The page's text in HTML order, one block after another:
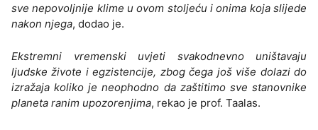
sve nepovoljnije klime u ovom stoljeću i onima koja slijede
nakon njega, dodao je.
Ekstremni vremenski uvjeti svakodnevno uništavaju
ljudske živote i egzistencije, zbog čega još više dolazi do
izražaja koliko je neophodno da zaštitimo sve stanovnike
planeta ranim upozorenjima, rekao je prof. Taalas.